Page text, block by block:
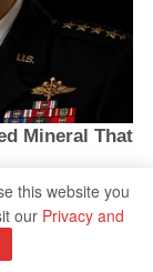
this website you
our Privacy and